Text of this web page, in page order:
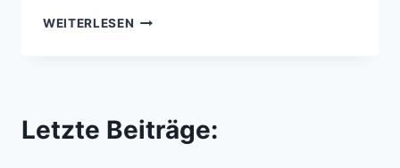
WEITERLESEN STER
MRECHNUNG
Letzte Beiträge: